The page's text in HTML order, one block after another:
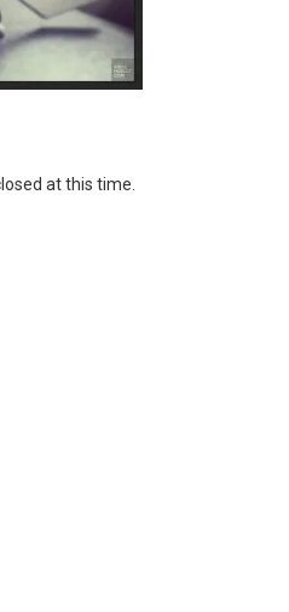
at this time.